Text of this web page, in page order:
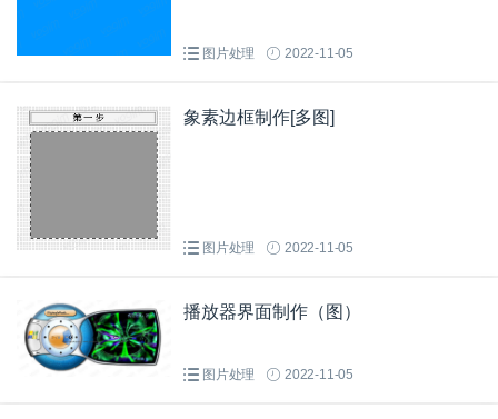
图片处理 2022-11-05
象素边框制作[多图]
图片处理 2022-11-05
播放器界面制作（图）
图片处理 2022-11-05